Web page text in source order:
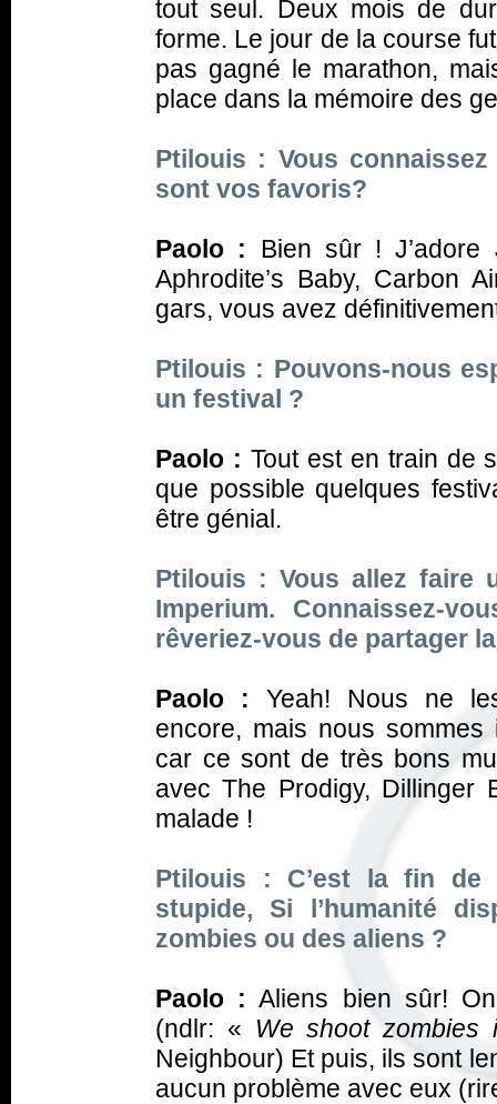
tout seul. Deux mois de
forme. Le jour de la course
pas gagné le marathon,
place dans la mémoire des
Ptilouis : Vous
sont vos favoris?
Paolo : Bien sûr ! J’adore
Aphrodite’s Baby, Carbon
gars, vous avez
Ptilouis : Pouvons-nous
un festival ?
Paolo : Tout est en train de
que possible quelques
être génial.
Ptilouis : Vous allez faire
Imperium. Connaissez-
rêveriez-vous de partager
Paolo : Yeah! Nous ne
encore, mais nous sommes
car ce sont de très bons
avec The Prodigy, Dillinger
malade !
Ptilouis : C’est la fin de
stupide, Si l’humanité
zombies ou des aliens ?
Paolo : Aliens bien sûr!
(ndlr: « We shoot
Neighbour) Et puis, ils sont
aucun problème avec eux